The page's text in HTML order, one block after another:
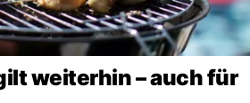
weiterhin – auch für